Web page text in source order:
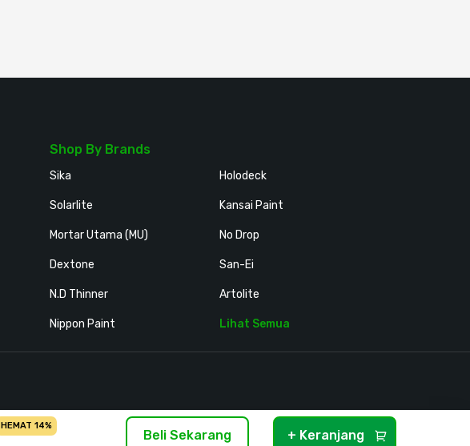
HEMAT 14%
Beli Sekarang + Keranjang
Shop By Brands
Sika
Solarlite
Mortar Utama (MU)
Dextone
N.D Thinner
Nippon Paint
Holodeck
Kansai Paint
No Drop
San-Ei
Artolite
Lihat Semua